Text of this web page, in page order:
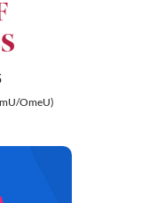
OmeU)